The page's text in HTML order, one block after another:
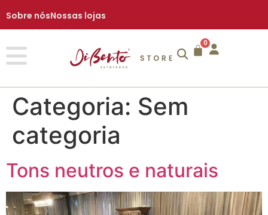
Sobre nósNossas lojas
0
Categoria: Sem
categoria
Tons neutros e naturais